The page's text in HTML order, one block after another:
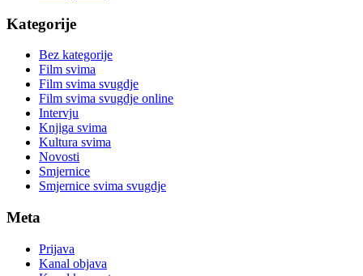
Kategorije
Bez kategorije
Film svima
Film svima svugdje
Film svima svugdje online
Intervju
Knjiga svima
Kultura svima
Novosti
Smjernice
Smjernice svima svugdje
Meta
Prijava
Kanal objava